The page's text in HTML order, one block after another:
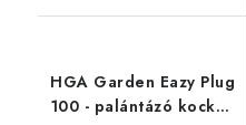
HGA Garden Eazy Plug
100 - palántázó kockák